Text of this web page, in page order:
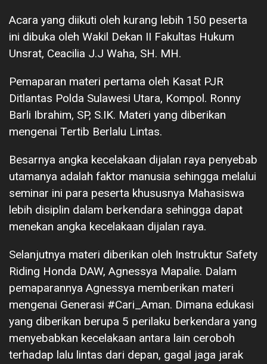
Acara yang diikuti oleh kurang lebih 150 peserta
ini dibuka oleh Wakil Dekan II Fakultas Hukum
Unsrat, Ceacilia J.J Waha, SH. MH.
Pemaparan materi pertama oleh Kasat PJR
Ditlantas Polda Sulawesi Utara, Kompol. Ronny
Barli Ibrahim, SP, S.IK. Materi yang diberikan
mengenai Tertib Berlalu Lintas.
Besarnya angka kecelakaan dijalan raya penyebab
utamanya adalah faktor manusia sehingga melalui
seminar ini para peserta khususnya Mahasiswa
lebih disiplin dalam berkendara sehingga dapat
menekan angka kecelakaan dijalan raya.
Selanjutnya materi diberikan oleh Instruktur Safety
Riding Honda DAW, Agnessya Mapalie. Dalam
pemaparannya Agnessya memberikan materi
mengenai Generasi #Cari_Aman. Dimana edukasi
yang diberikan berupa 5 perilaku berkendara yang
menyebabkan kecelakaan antara lain ceroboh
terhadap lalu lintas dari depan, gagal jaga jarak